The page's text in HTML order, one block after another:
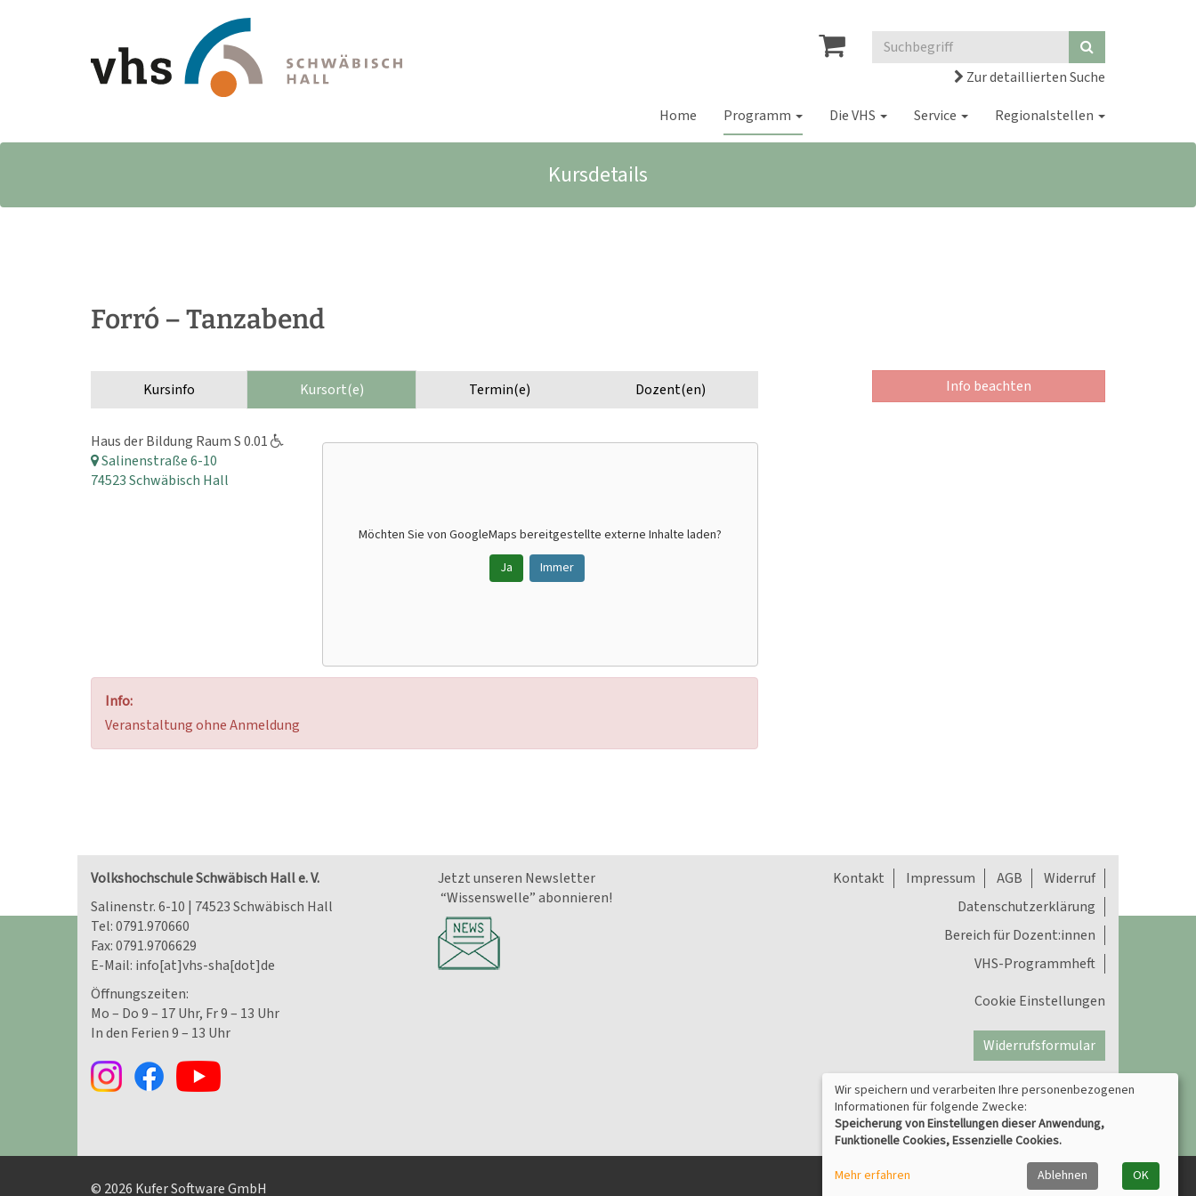
Zur detaillierten Suche
Home
Programm Die VHS Service Regionalstellen
Kursdetails
Forró – Tanzabend
Kursinfo Kursort(e) Termin(e) Dozent(en)
Haus der Bildung Raum S 0.01
Salinenstraße 6-10
74523 Schwäbisch Hall
Möchten Sie von GoogleMaps bereitgestellte externe Inhalte laden?
Ja
Immer
Info:
Veranstaltung ohne Anmeldung
Info beachten
Volkshochschule Schwäbisch Hall e. V.
Salinenstr. 6-10 | 74523 Schwäbisch Hall
Tel:0791.970660
Fax: 0791.9706629
E-Mail: info[at]vhs-sha[dot]de
Öffnungszeiten:
Mo – Do 9 – 17 Uhr, Fr 9 – 13 Uhr
In den Ferien 9 – 13 Uhr
Jetzt unseren Newsletter
“Wissenswelle” abonnieren!
Kontakt Impressum AGB
Widerruf
Datenschutzerklärung
Bereich für Dozent:innen
VHS-Programmheft
Cookie Einstellungen
Widerrufsformular
© 2026 Kufer Software GmbH
Wir speichern und verarbeiten Ihre personenbezogenen
Informationen für folgende Zwecke:
Speicherung von Einstellungen dieser Anwendung,
Funktionelle Cookies, Essenzielle Cookies.
Mehr erfahren
Ablehnen OK